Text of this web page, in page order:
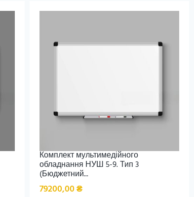
Комплект мультимедійного
обладнання НУШ 5-9. Тип 3
(Бюджетний...
79200,00₴